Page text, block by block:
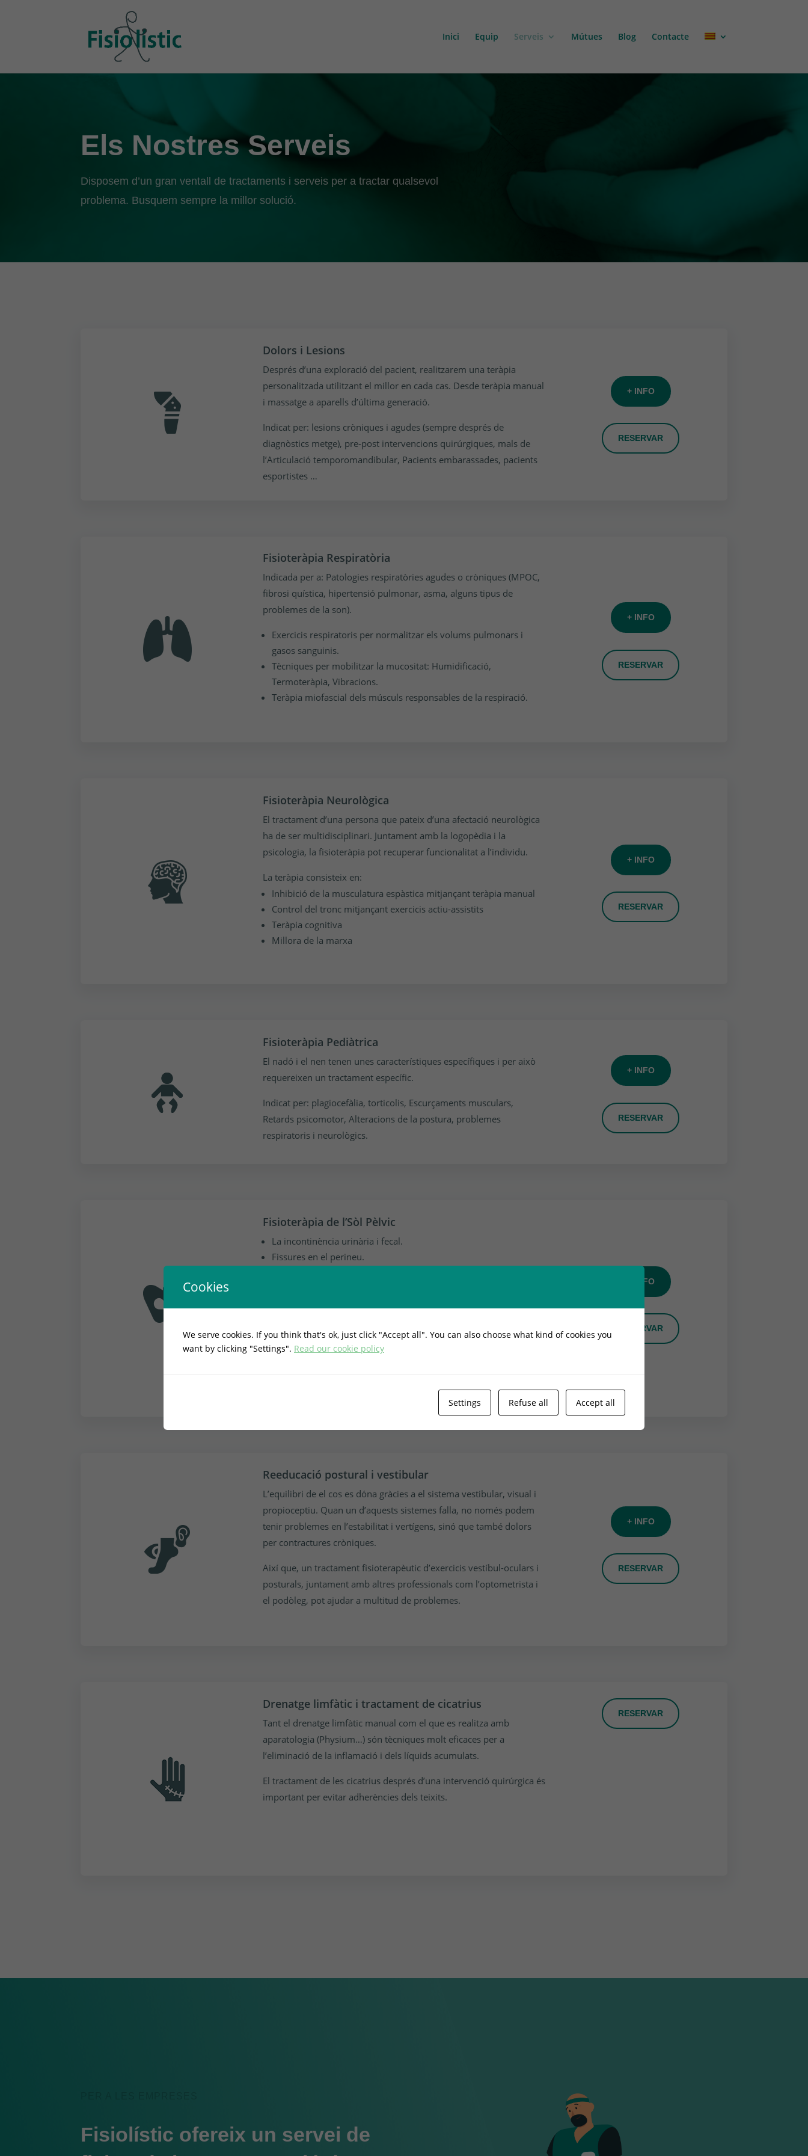
Inici Equip Serveis Mútues Blog Contacte
Els Nostres Serveis
Disposem d’un gran ventall de tractaments i serveis per a tractar qualsevol
problema. Busquem sempre la millor solució.
Dolors i Lesions
Després d’una exploració del pacient, realitzarem una teràpia
personalitzada utilitzant el millor en cada cas. Desde teràpia manual
i massatge a aparells d’última generació.
Indicat per: lesions cròniques i agudes (sempre després de
diagnòstics metge), pre-post intervencions quirúrgiques, mals de
l’Articulació temporomandibular, Pacients embarassades, pacients
esportistes …
+ INFO
RESERVAR
Fisioteràpia Respiratòria
Indicada per a: Patologies respiratòries agudes o cròniques (MPOC,
fibrosi quística, hipertensió pulmonar, asma, alguns tipus de
problemes de la son).
Exercicis respiratoris per normalitzar els volums pulmonars i
gasos sanguinis.
Tècniques per mobilitzar la mucositat: Humidificació,
Termoteràpia, Vibracions.
Teràpia miofascial dels músculs responsables de la respiració.
+ INFO
RESERVAR
Fisioteràpia Neurològica
El tractament d’una persona que pateix d’una afectació neurològica
ha de ser multidisciplinari. Juntament amb la logopèdia i la
psicologia, la fisioteràpia pot recuperar funcionalitat a l’individu.
La teràpia consisteix en:
Inhibició de la musculatura espàstica mitjançant teràpia manual
Control del tronc mitjançant exercicis actiu-assistits
Teràpia cognitiva
Millora de la marxa
+ INFO
RESERVAR
Fisioteràpia Pediàtrica
El nadó i el nen tenen unes característiques específiques i per això
requereixen un tractament específic.
Indicat per: plagiocefàlia, torticolis, Escurçaments musculars,
Retards psicomotor, Alteracions de la postura, problemes
respiratoris i neurològics.
+ INFO
RESERVAR
Fisioteràpia de l’Sòl Pèlvic
La incontinència urinària i fecal.
Fissures en el perineu.
adenotectomía.
material utilitzat és especialitzat per a teràpies d’electroestimulació i
+ INFO
RESERVAR
Reeducació postural i vestibular
L’equilibri de el cos es dóna gràcies a el sistema vestibular, visual i
propioceptiu. Quan un d’aquests sistemes falla, no només podem
tenir problemes en l’estabilitat i vertígens, sinó que també dolors
per contractures cròniques.
Així que, un tractament fisioterapèutic d’exercicis vestíbul-oculars i
posturals, juntament amb altres professionals com l’optometrista i
el podòleg, pot ajudar a multitud de problemes.
+ INFO
RESERVAR
Drenatge limfàtic i tractament de cicatrius
Tant el drenatge limfàtic manual com el que es realitza amb
aparatologia (Physium…) són tècniques molt eficaces per a
l’eliminació de la inflamació i dels líquids acumulats.
El tractament de les cicatrius després d’una intervenció quirúrgica és
important per evitar adherències dels teixits.
RESERVAR
Fisiolístic ofereix un servei de
Cookies
We serve cookies. If you think that's ok, just click "Accept all". You can also choose what kind of cookies you
want by clicking "Settings". Read our cookie policy
Settings Refuse all Accept all